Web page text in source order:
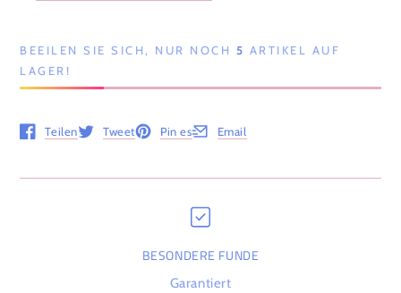
BEEILEN SIE SICH, NUR NOCH 5 ARTIKEL AUF
LAGER!
Teilen
Öffnet in einem neuen Fenster.
Tweet
Öffnet in einem neuen Fenster.
Pin es
Öffnet in einem neuen Fenster.
Email
Öffnet in einem neuen Fenster.
BESONDERE FUNDE
Garantiert